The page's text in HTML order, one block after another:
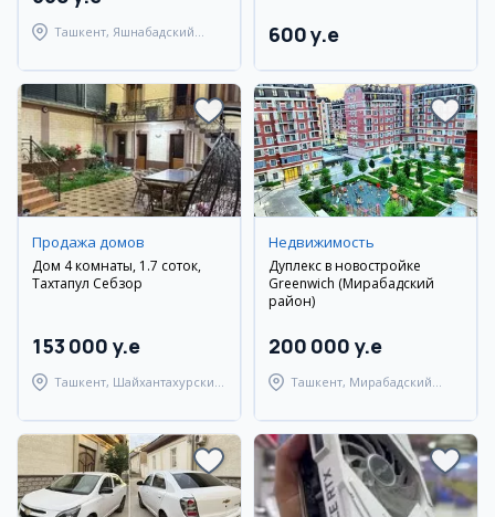
Ташкент, Яшнабадский
600 y.e
Продажа домов
Дом 4 комнаты, 1.7 соток,
Тахтапул Себзор
153 000 y.e
Ташкент, Шайхантахурский
Недвижимость
Дуплекс в новостройке
Greenwich (Мирабадский
район)
200 000 y.e
Ташкент, Мирабадский